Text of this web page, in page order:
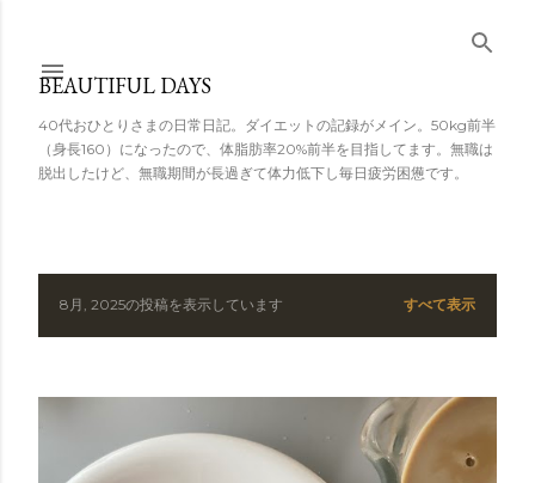
スキップしてメ
イン コンテンツ
に移動
BEAUTIFUL DAYS
40代おひとりさまの日常日記。ダイエットの記録がメイン。50kg前半
（身長160）になったので、体脂肪率20%前半を目指してます。無職は
脱出したけど、無職期間が長過ぎて体力低下し毎日疲労困憊です。
投
8月, 2025の投稿を表示しています すべて表示